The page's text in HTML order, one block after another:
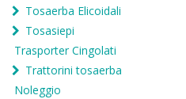
Tosaerba Elicoidali
Tosasiepi
Trasporter Cingolati
Trattorini tosaerba
Noleggio